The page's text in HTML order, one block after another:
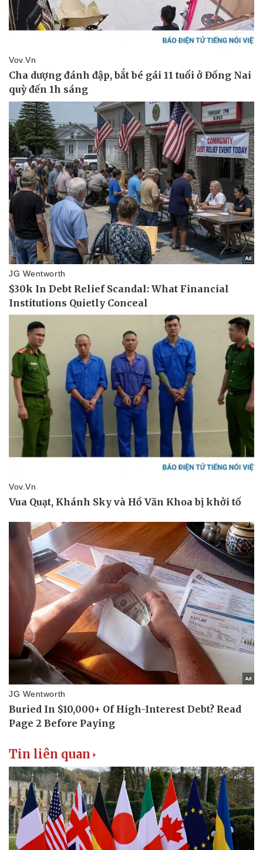
Thể thao
Bóng đá
Lịch thi đấu bóng đá
Thế giới thể thao
eSports
Hậu trường
Ô tô - Xe máy
Tư vấn
Tin liên quan